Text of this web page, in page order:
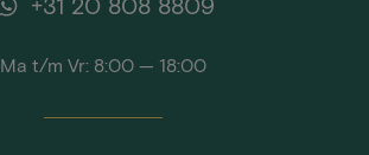
Ma t/m Vr: 8:00 — 18:00